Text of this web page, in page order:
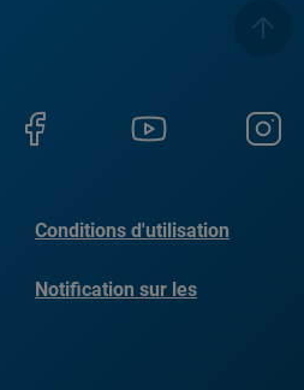
Conditions d'utilisation
Notification sur les